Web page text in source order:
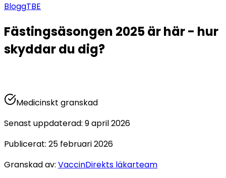
BloggTBE
Fästingsäsongen 2025 är här - hur
skyddar du dig?
Medicinskt granskad
Senast uppdaterad: 9 april 2026
Publicerat: 25 februari 2026
Granskad av: VaccinDirekts läkarteam